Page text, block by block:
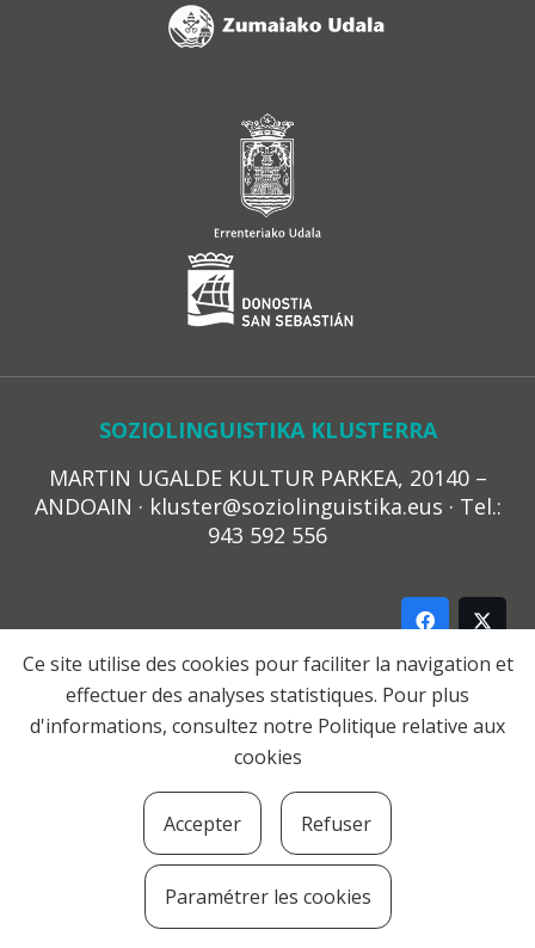
SOZIOLINGUISTIKA KLUSTERRA
MARTIN UGALDE KULTUR PARKEA, 20140 –
ANDOAIN · kluster@soziolinguistika.eus · Tel.:
943 592 556
LEGE OHARRA
PRIBATUTASUN POLITIKA
COOKIE-EN POLITIKA
© 2021 Soziolinguistika Klusterra
Ce site utilise des cookies pour faciliter la navigation et
effectuer des analyses statistiques. Pour plus
d'informations, consultez notre Politique relative aux
cookies
Accepter Refuser
Paramétrer les cookies